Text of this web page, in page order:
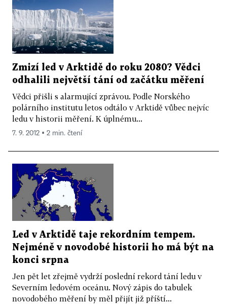
Zmizí led v Arktidě do roku 2080? Vědci
odhalili největší tání od začátku měření
Vědci přišli s alarmující zprávou. Podle Norského
polárního institutu letos odtálo v Arktidě vůbec nejvíc
ledu v historii měření. K úplnému...
7. 9. 2012 ▪ 2 min. čtení
Led v Arktidě taje rekordním tempem.
Nejméně v novodobé historii ho má být na
konci srpna
Jen pět let zřejmě vydrží poslední rekord tání ledu v
Severním ledovém oceánu. Nový zápis do tabulek
novodobého měření by měl přijít již příští...